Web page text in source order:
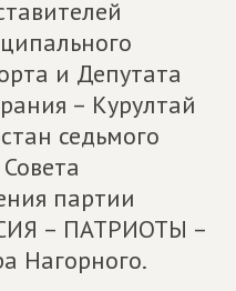
и Депутата
– Курултай
седьмого
партии
– ПАТРИОТЫ –
Нагорного.